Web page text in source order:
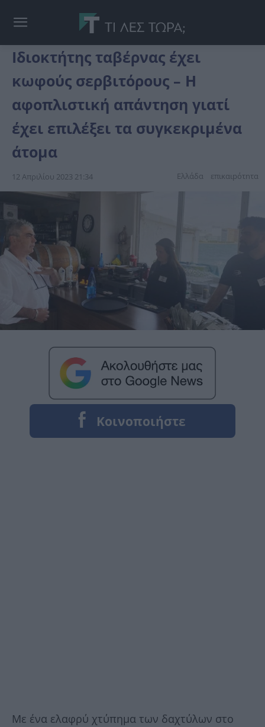
Ιδιοκτήτης ταβέρνας έχει
κωφούς σερβιτόρους – Η
αφοπλιστική απάντηση γιατί
έχει επιλέξει τα συγκεκριμένα
άτομα
12 Απριλίου 2023 21:34 Ελλάδα επικαιpότnτα
Με ένα ελαφρύ χτύπημα των δαχτύλων στο